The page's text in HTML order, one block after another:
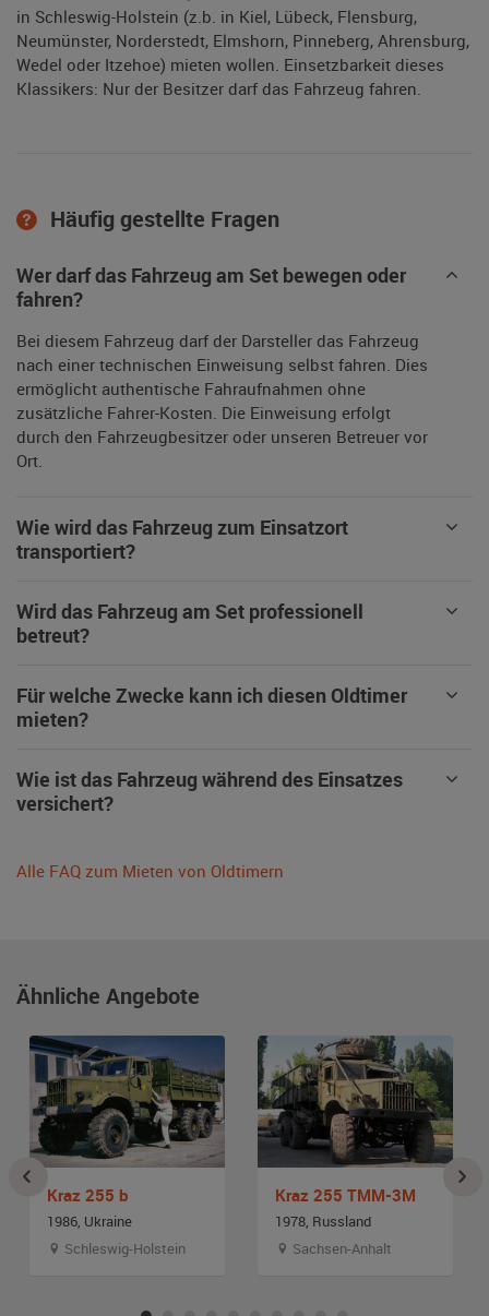
in Schleswig-Holstein (z.b. in Kiel, Lübeck, Flensburg,
Neumünster, Norderstedt, Elmshorn, Pinneberg, Ahrensburg,
Wedel oder Itzehoe) mieten wollen. Einsetzbarkeit dieses
Klassikers: Nur der Besitzer darf das Fahrzeug fahren.
Häufig gestellte Fragen
Wer darf das Fahrzeug am Set bewegen oder
fahren?
Bei diesem Fahrzeug darf der Darsteller das Fahrzeug
nach einer technischen Einweisung selbst fahren. Dies
ermöglicht authentische Fahraufnahmen ohne
zusätzliche Fahrer-Kosten. Die Einweisung erfolgt
durch den Fahrzeugbesitzer oder unseren Betreuer vor
Ort.
Wie wird das Fahrzeug zum Einsatzort
transportiert?
Wird das Fahrzeug am Set professionell
betreut?
Für welche Zwecke kann ich diesen Oldtimer
mieten?
Wie ist das Fahrzeug während des Einsatzes
versichert?
Alle FAQ zum Mieten von Oldtimern
Ähnliche Angebote
Kraz 255 b
1986, Ukraine
Schleswig-Holstein
Kraz 255 TMM-3M
1978, Russland
Sachsen-Anhalt